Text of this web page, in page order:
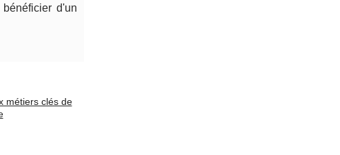
d'un
métiers clés de